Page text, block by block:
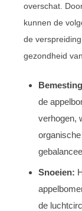
overschat.
kunnen de
de
gezondheid
de
verhogen,
Snoeien:
de